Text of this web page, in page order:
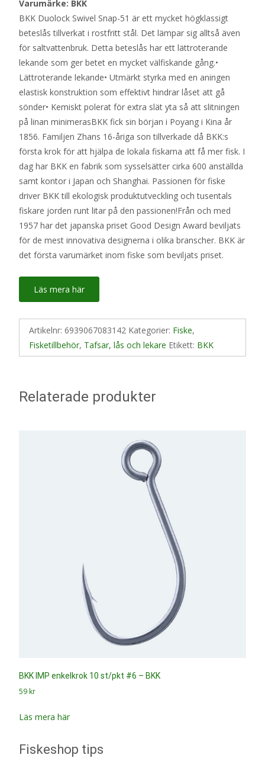
Varumärke: BKK
BKK Duolock Swivel Snap-51 är ett mycket högklassigt
beteslås tillverkat i rostfritt stål. Det lämpar sig alltså även
för saltvattenbruk. Detta beteslås har ett lättroterande
lekande som ger betet en mycket välfiskande gång.•
Lättroterande lekande• Utmärkt styrka med en aningen
elastisk konstruktion som effektivt hindrar låset att gå
sönder• Kemiskt polerat för extra slät yta så att slitningen
på linan minimerasBKK fick sin början i Poyang i Kina år
1856. Familjen Zhans 16-åriga son tillverkade då BKK:s
första krok för att hjälpa de lokala fiskarna att få mer fisk. I
dag har BKK en fabrik som sysselsätter cirka 600 anställda
samt kontor i Japan och Shanghai. Passionen för fiske
driver BKK till ekologisk produktutveckling och tusentals
fiskare jorden runt litar på den passionen!Från och med
1957 har det japanska priset Good Design Award beviljats
för de mest innovativa designerna i olika branscher. BKK är
det första varumärket inom fiske som beviljats priset.
Läs mera här
Artikelnr: 6939067083142 Kategorier: Fiske,
Fisketillbehör, Tafsar, lås och lekare Etikett: BKK
Relaterade produkter
BKK IMP enkelkrok 10 st/pkt #6 – BKK
59 kr
Läs mera här
Fiskeshop tips